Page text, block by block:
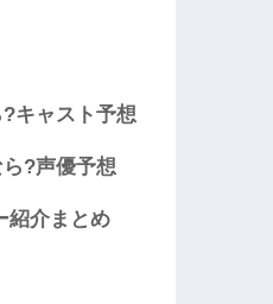
キャスト予想
?声優予想
紹介まとめ